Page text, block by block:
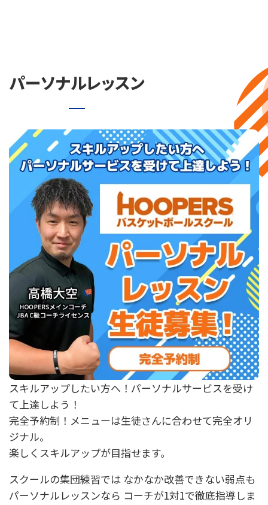
パーソナルレッスン
スキルアップしたい方へ！パーソナルサービスを受け
て上達しよう！
完全予約制！メニューは生徒さんに合わせて完全オリ
ジナル。
楽しくスキルアップが目指せます。
スクールの集団練習では なかなか改善できない弱点も
パーソナルレッスンなら コーチが1対1で徹底指導しま